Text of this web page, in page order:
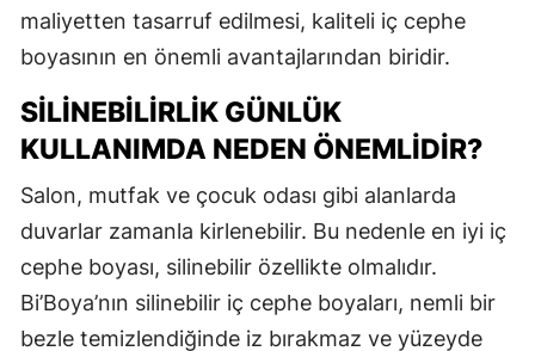
maliyetten tasarruf edilmesi, kaliteli iç cephe
boyasının en önemli avantajlarından biridir.
SILINEBILIRLIK GÜNLÜK
KULLANIMDA NEDEN ÖNEMLIDIR?
Salon, mutfak ve çocuk odası gibi alanlarda
duvarlar zamanla kirlenebilir. Bu nedenle en iyi iç
cephe boyası, silinebilir özellikte olmalıdır.
Bi’Boya’nın silinebilir iç cephe boyaları, nemli bir
bezle temizlendiğinde iz bırakmaz ve yüzeyde